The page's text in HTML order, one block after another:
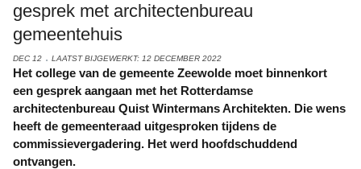
gesprek met architectenbureau
gemeentehuis
DEC 12 LAATST BIJGEWERKT: 12 DECEMBER 2022
Het college van de gemeente Zeewolde moet binnenkort
een gesprek aangaan met het Rotterdamse
architectenbureau Quist Wintermans Architekten. Die wens
heeft de gemeenteraad uitgesproken tijdens de
commissievergadering. Het werd hoofdschuddend
ontvangen.